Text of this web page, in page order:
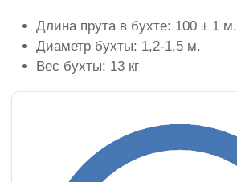
Длина прута в бухте: 100 ± 1 м.
Диаметр бухты: 1,2-1,5 м.
Вес бухты: 13 кг